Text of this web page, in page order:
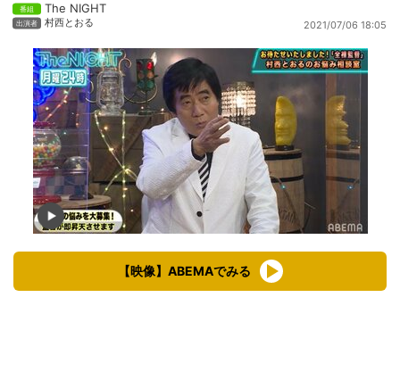
The NIGHT
村西とおる 2021/07/06 18:05
【映像】ABEMAでみる